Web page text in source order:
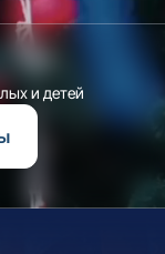
и детей